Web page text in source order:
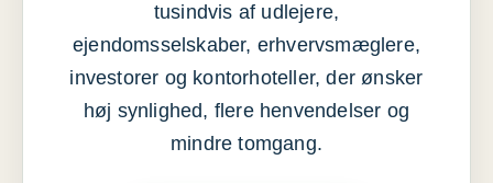
tusindvis af udlejere,
ejendomsselskaber, erhvervsmæglere,
investorer og kontorhoteller, der ønsker
høj synlighed, flere henvendelser og
mindre tomgang.